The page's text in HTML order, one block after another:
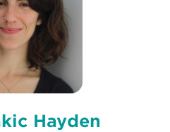
Hayden